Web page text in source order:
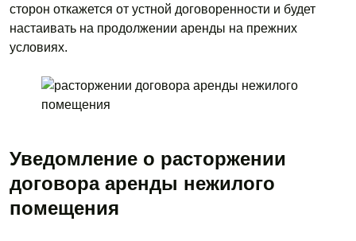
сторон откажется от устной договоренности и будет
настаивать на продолжении аренды на прежних
условиях.
Уведомление о расторжении
договора аренды нежилого
помещения